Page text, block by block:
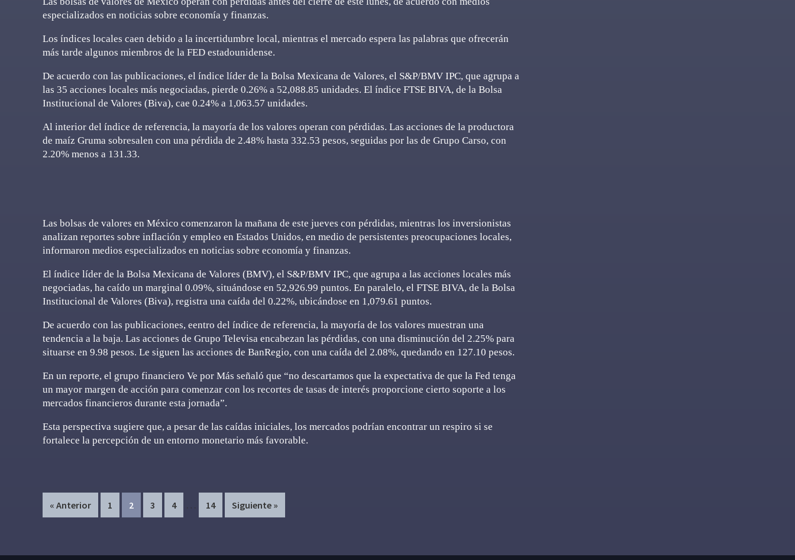
especializados en noticias sobre economía y finanzas.
Los índices locales caen debido a la incertidumbre local, mientras el mercado espera las palabras que ofrecerán
más tarde algunos miembros de la FED estadounidense.
De acuerdo con las publicaciones, el índice líder de la Bolsa Mexicana de Valores, el S&P/BMV IPC, que agrupa a
las 35 acciones locales más negociadas, pierde 0.26% a 52,088.85 unidades. El índice FTSE BIVA, de la Bolsa
Institucional de Valores (Biva), cae 0.24% a 1,063.57 unidades.
Al interior del índice de referencia, la mayoría de los valores operan con pérdidas. Las acciones de la productora
de maíz Gruma sobresalen con una pérdida de 2.48% hasta 332.53 pesos, seguidas por las de Grupo Carso, con
2.20% menos a 131.33.
Las bolsas de valores en México comenzaron la mañana de este jueves con pérdidas, mientras los inversionistas
analizan reportes sobre inflación y empleo en Estados Unidos, en medio de persistentes preocupaciones locales,
informaron medios especializados en noticias sobre economía y finanzas.
El índice líder de la Bolsa Mexicana de Valores (BMV), el S&P/BMV IPC, que agrupa a las acciones locales más
negociadas, ha caído un marginal 0.09%, situándose en 52,926.99 puntos. En paralelo, el FTSE BIVA, de la Bolsa
Institucional de Valores (Biva), registra una caída del 0.22%, ubicándose en 1,079.61 puntos.
De acuerdo con las publicaciones, eentro del índice de referencia, la mayoría de los valores muestran una
tendencia a la baja. Las acciones de Grupo Televisa encabezan las pérdidas, con una disminución del 2.25% para
situarse en 9.98 pesos. Le siguen las acciones de BanRegio, con una caída del 2.08%, quedando en 127.10 pesos.
En un reporte, el grupo financiero Ve por Más señaló que “no descartamos que la expectativa de que la Fed tenga
un mayor margen de acción para comenzar con los recortes de tasas de interés proporcione cierto soporte a los
mercados financieros durante esta jornada”.
Esta perspectiva sugiere que, a pesar de las caídas iniciales, los mercados podrían encontrar un respiro si se
fortalece la percepción de un entorno monetario más favorable.
« Anterior Page
1 Page
2 Page
3 Page
4
Interim
pages
… Page
14 Siguiente »